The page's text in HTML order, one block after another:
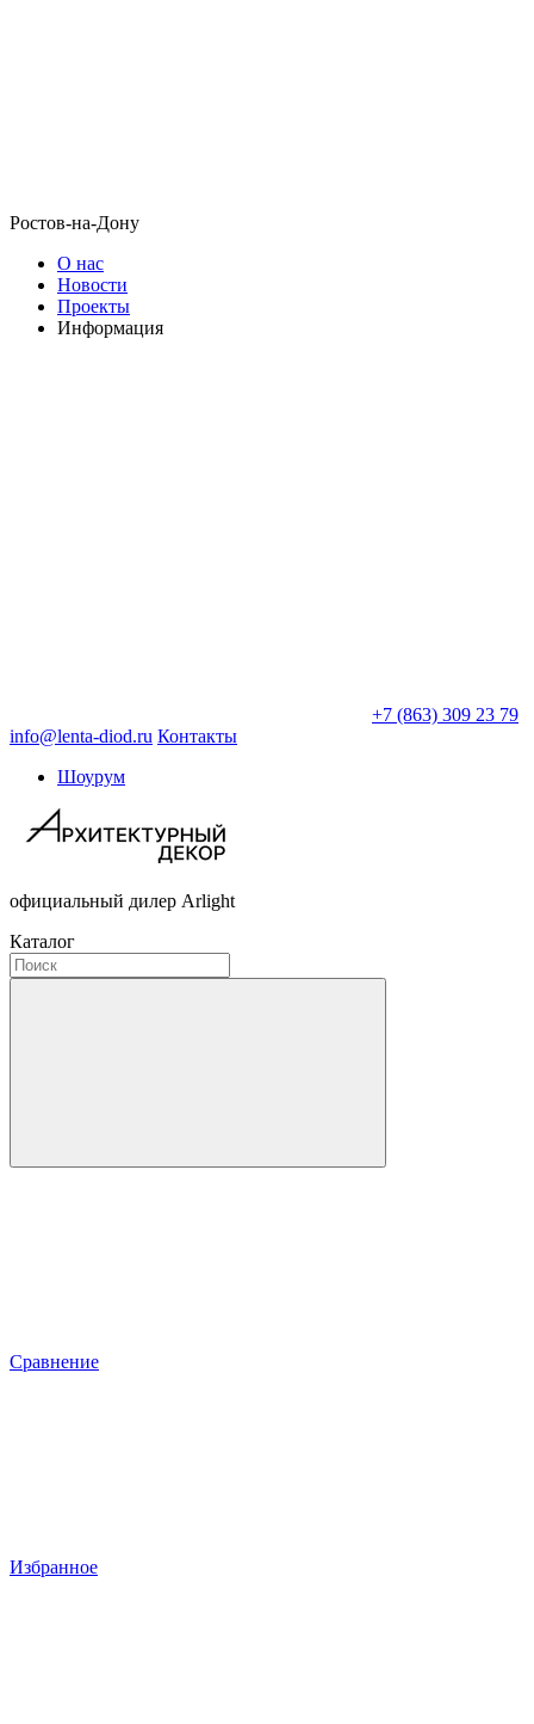
Ростов-на-Дону
О нас
Новости
Проекты
Информация
+7 (863) 309 23 79
info@lenta-diod.ru Контакты
Шоурум
официальный дилер Arlight
Каталог
Сравнение
Избранное